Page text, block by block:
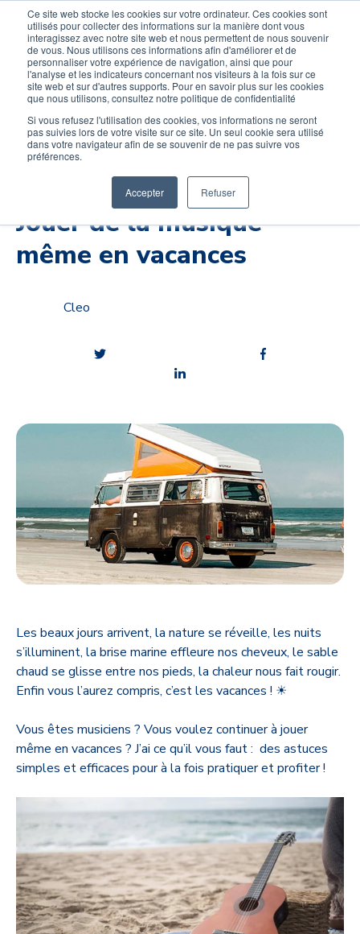
Ce site web stocke les cookies sur votre ordinateur. Ces cookies sont
utilisés pour collecter des informations sur la manière dont vous
interagissez avec notre site web et nous permettent de nous souvenir
de vous. Nous utilisons ces informations afin d'améliorer et de
personnaliser votre expérience de navigation, ainsi que pour
l'analyse et les indicateurs concernant nos visiteurs à la fois sur ce
site web et sur d'autres supports. Pour en savoir plus sur les cookies
que nous utilisons, consultez notre politique de confidentialité
Si vous refusez l'utilisation des cookies, vos informations ne seront
pas suivies lors de votre visite sur ce site. Un seul cookie sera utilisé
dans votre navigateur afin de se souvenir de ne pas suivre vos
préférences.
Accepter Refuser
Devenir élève Devenir Prof
Musique, Santé & Bien-être Nos astuces pédago
Jouer de la musique
même en vacances
Cleo
Les beaux jours arrivent, la nature se réveille, les nuits
s’illuminent, la brise marine effleure nos cheveux, le sable
chaud se glisse entre nos pieds, la chaleur nous fait rougir.
Enfin vous l’aurez compris, c’est les vacances ! ☀
Vous êtes musiciens ? Vous voulez continuer à jouer
même en vacances ? J’ai ce qu’il vous faut : des astuces
simples et efficaces pour à la fois pratiquer et profiter !